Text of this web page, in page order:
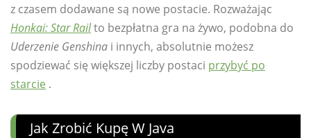
z czasem dodawane są nowe postacie. Rozważając
Honkai: Star Railto bezpłatna gra na żywo, podobna do
Uderzenie Genshina i innych, absolutnie możesz
spodziewać się większej liczby postaci przybyć po
starcie .
Jak Zrobić Kupę W Java